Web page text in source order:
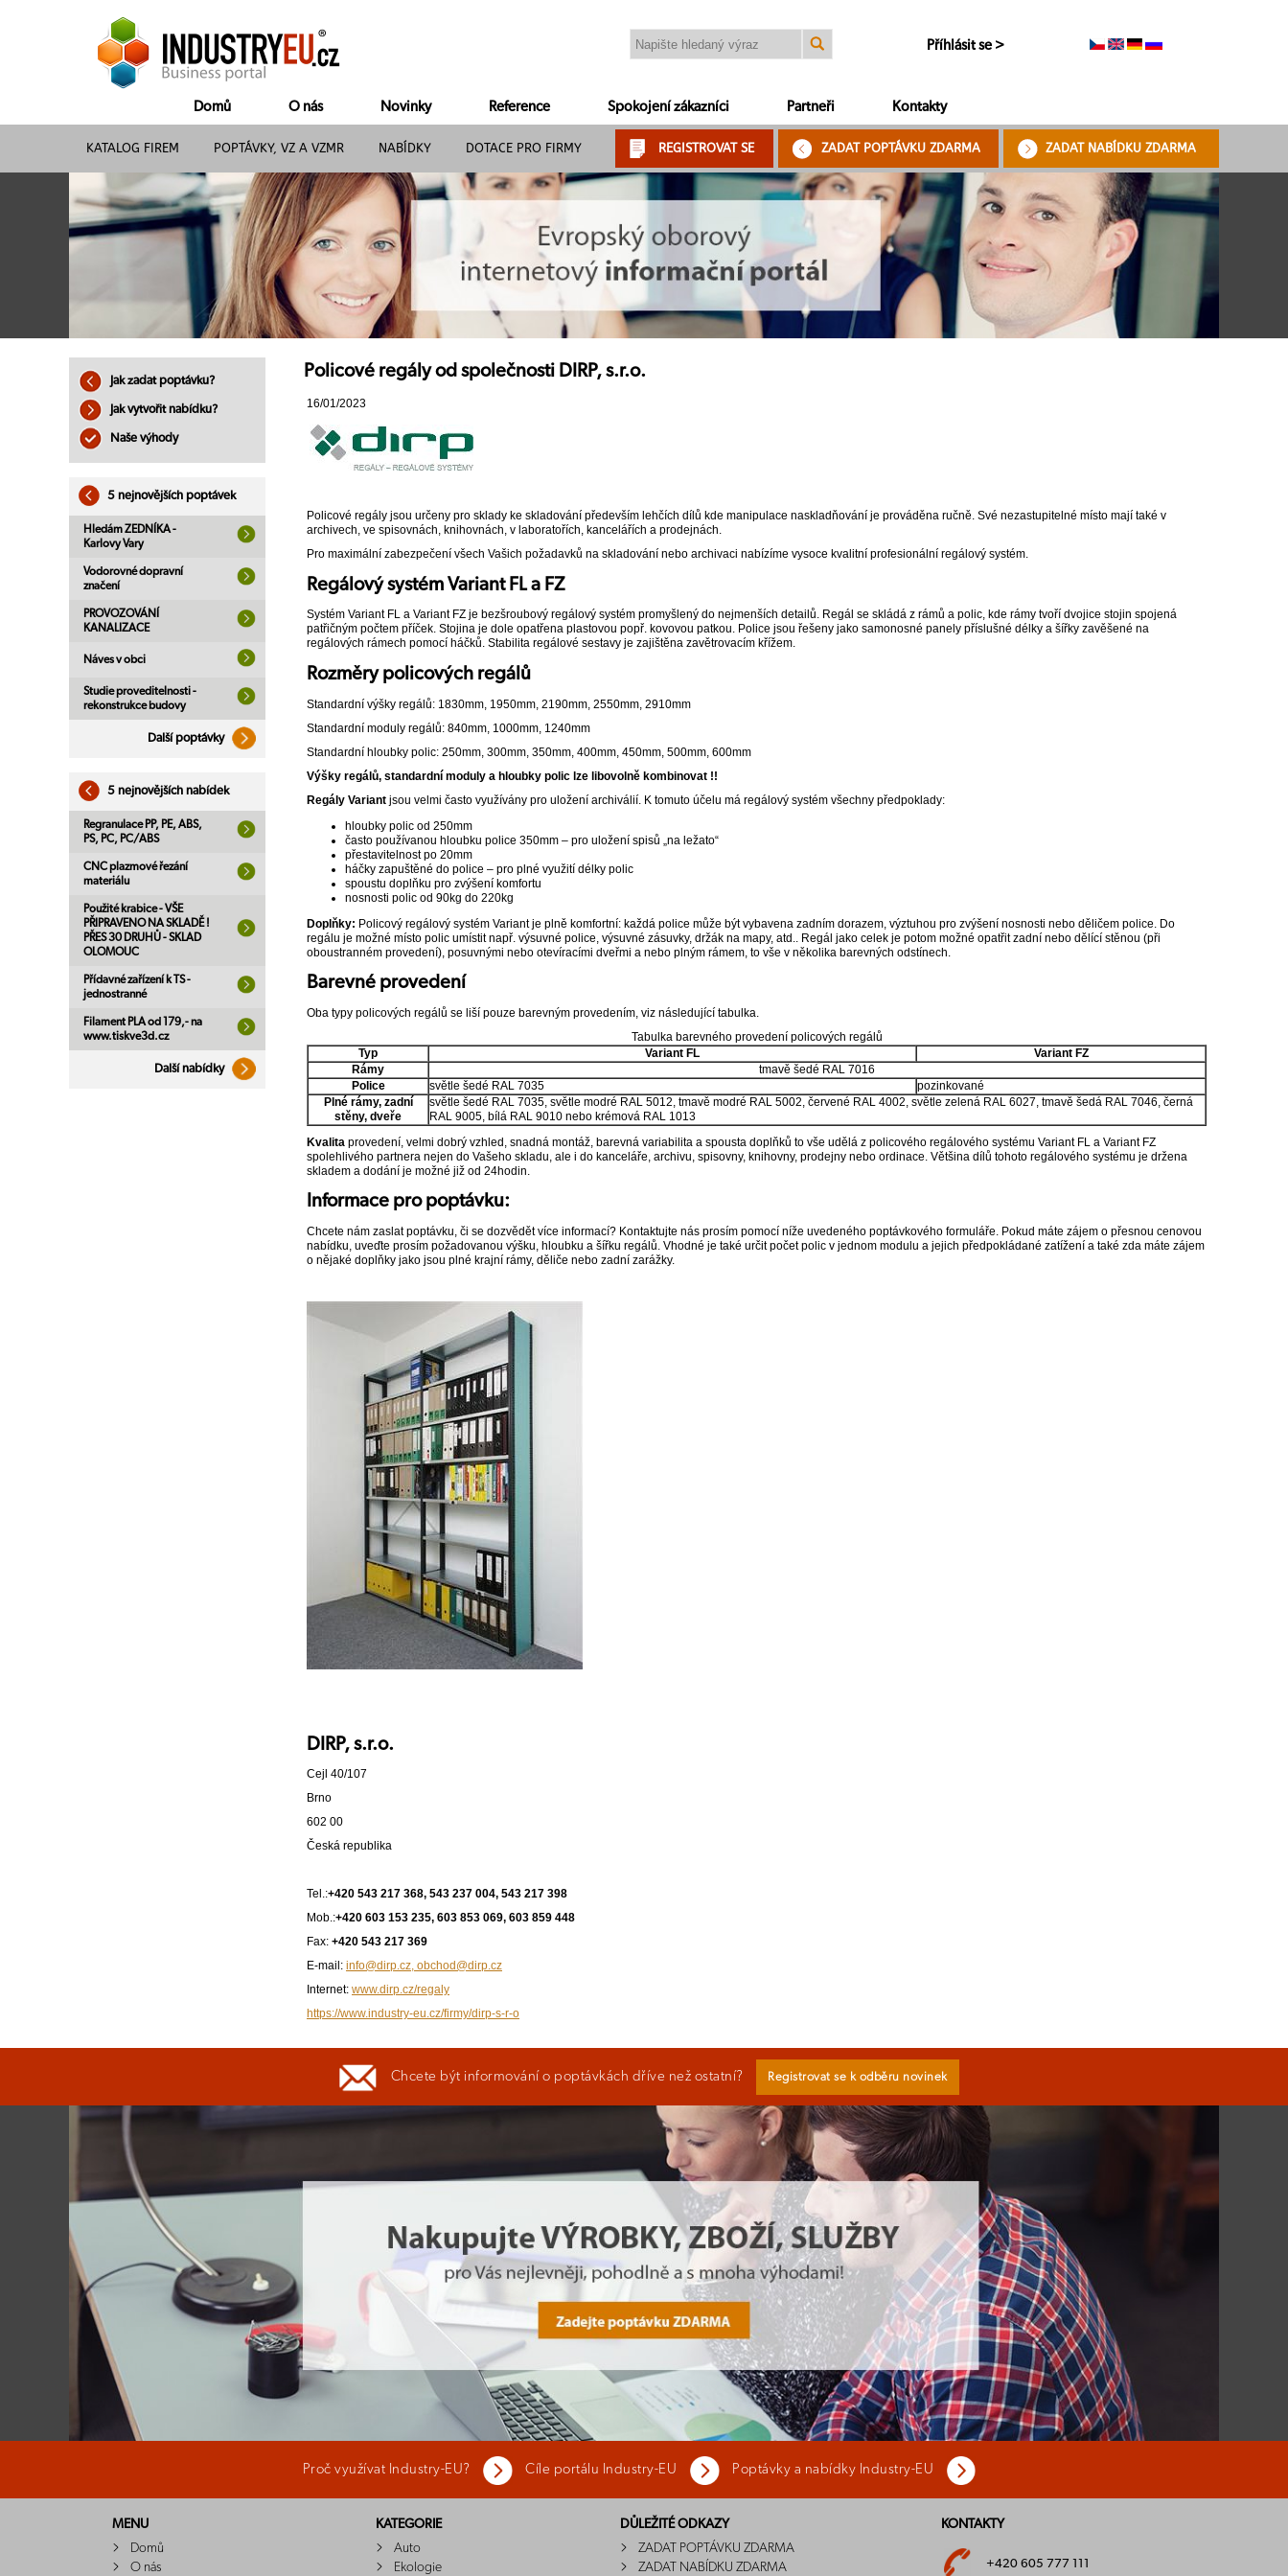
Příhlásit se >
Domů O nás Novinky Reference Spokojení zákazníci Partneři Kontakty
KATALOG FIREM POPTÁVKY, VZ A VZMR NABÍDKY DOTACE PRO FIRMY REGISTROVAT SE ZADAT POPTÁVKU ZDARMA ZADAT NABÍDKU ZDARMA
Jak zadat poptávku?
Jak vytvořit nabídku?
Naše výhody
5 nejnovějších poptávek
Hledám ZEDNÍKA -
Karlovy Vary
Vodorovné dopravní
značení
PROVOZOVÁNÍ
KANALIZACE
Náves v obci
Studie proveditelnosti -
rekonstrukce budovy
Další poptávky
5 nejnovějších nabídek
Regranulace PP, PE, ABS,
PS, PC, PC/ABS
CNC plazmové řezání
materiálu
Použité krabice - VŠE
PŘIPRAVENO NA SKLADĚ !
PŘES 30 DRUHŮ - SKLAD
OLOMOUC
Přídavné zařízení k TS -
jednostranné
Filament PLA od 179,- na
www.tiskve3d.cz
Další nabídky
Policové regály od společnosti DIRP, s.r.o.
16/01/2023
Policové regály jsou určeny pro sklady ke skladování především lehčích dílů kde manipulace naskladňování je prováděna ručně. Své nezastupitelné místo mají také v
archivech, ve spisovnách, knihovnách, v laboratořích, kancelářích a prodejnách.
Pro maximální zabezpečení všech Vašich požadavků na skladování nebo archivaci nabízíme vysoce kvalitní profesionální regálový systém.
Regálový systém Variant FL a FZ
Systém Variant FL a Variant FZ je bezšroubový regálový systém promyšlený do nejmenších detailů. Regál se skládá z rámů a polic, kde rámy tvoří dvojice stojin spojená
patřičným počtem příček. Stojina je dole opatřena plastovou popř. kovovou patkou. Police jsou řešeny jako samonosné panely příslušné délky a šířky zavěšené na
regálových rámech pomocí háčků. Stabilita regálové sestavy je zajištěna zavětrovacím křížem.
Rozměry policových regálů
Standardní výšky regálů: 1830mm, 1950mm, 2190mm, 2550mm, 2910mm
Standardní moduly regálů: 840mm, 1000mm, 1240mm
Standardní hloubky polic: 250mm, 300mm, 350mm, 400mm, 450mm, 500mm, 600mm
Výšky regálů, standardní moduly a hloubky polic lze libovolně kombinovat !!
Regály Variant jsou velmi často využívány pro uložení archiválií. K tomuto účelu má regálový systém všechny předpoklady:
hloubky polic od 250mm
často používanou hloubku police 350mm – pro uložení spisů „na ležato“
přestavitelnost po 20mm
háčky zapuštěné do police – pro plné využití délky polic
spoustu doplňku pro zvýšení komfortu
nosnosti polic od 90kg do 220kg
Doplňky: Policový regálový systém Variant je plně komfortní: každá police může být vybavena zadním dorazem, výztuhou pro zvýšení nosnosti nebo děličem police. Do
regálu je možné místo polic umístit např. výsuvné police, výsuvné zásuvky, držák na mapy, atd.. Regál jako celek je potom možné opatřit zadní nebo dělící stěnou (při
oboustranném provedení), posuvnými nebo otevíracími dveřmi a nebo plným rámem, to vše v několika barevných odstínech.
Barevné provedení
Oba typy policových regálů se liší pouze barevným provedením, viz následující tabulka.
Tabulka barevného provedení policových regálů
Typ
Variant FL
Variant FZ
Rámy
tmavě šedé RAL 7016
Police
světle šedé RAL 7035
pozinkované
Plné rámy, zadní
stěny, dveře
světle šedé RAL 7035, světle modré RAL 5012, tmavě modré RAL 5002, červené RAL 4002, světle zelená RAL 6027, tmavě šedá RAL 7046, černá
RAL 9005, bílá RAL 9010 nebo krémová RAL 1013
Kvalita provedení, velmi dobrý vzhled, snadná montáž, barevná variabilita a spousta doplňků to vše udělá z policového regálového systému Variant FL a Variant FZ
spolehlivého partnera nejen do Vašeho skladu, ale i do kanceláře, archivu, spisovny, knihovny, prodejny nebo ordinace. Většina dílů tohoto regálového systému je držena
skladem a dodání je možné již od 24hodin.
Informace pro poptávku:
Chcete nám zaslat poptávku, či se dozvědět více informací? Kontaktujte nás prosím pomocí níže uvedeného poptávkového formuláře. Pokud máte zájem o přesnou cenovou
nabídku, uveďte prosím požadovanou výšku, hloubku a šířku regálů. Vhodné je také určit počet polic v jednom modulu a jejich předpokládané zatížení a také zda máte zájem
o nějaké doplňky jako jsou plné krajní rámy, děliče nebo zadní zarážky.
DIRP, s.r.o.
Cejl 40/107
Brno
602 00
Česká republika
Tel.:+420 543 217 368, 543 237 004, 543 217 398
Mob.:+420 603 153 235, 603 853 069, 603 859 448
Fax: +420 543 217 369
E-mail: info@dirp.cz, obchod@dirp.cz
Internet: www.dirp.cz/regaly
https://www.industry-eu.cz/firmy/dirp-s-r-o
Chcete být informování o poptávkách dříve než ostatní? Registrovat se k odběru novinek
Proč využívat Industry-EU? Cíle portálu Industry-EU Poptávky a nabídky Industry-EU
MENU
Domů
O nás
KATEGORIE
Auto
Ekologie
DŮLEŽITÉ ODKAZY
ZADAT POPTÁVKU ZDARMA
ZADAT NABÍDKU ZDARMA
KONTAKTY
+420 605 777 111